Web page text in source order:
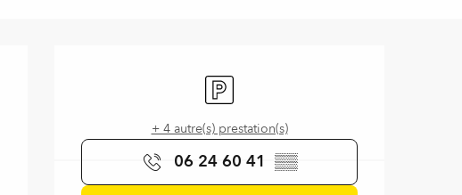
Ouverture et coordonnées
Parking
+ 4 autre(s) prestation(s)
06 24 60 41 ▒▒